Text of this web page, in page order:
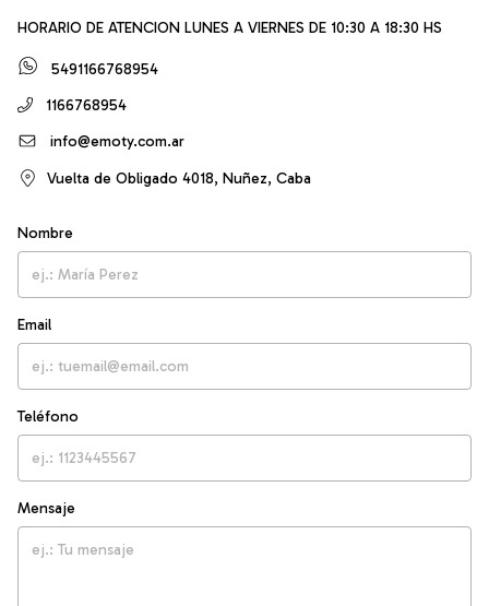
HORARIO DE ATENCION LUNES A VIERNES DE 10:30 A 18:30 HS
5491166768954
1166768954
info@emoty.com.ar
Vuelta de Obligado 4018, Nuñez, Caba
Nombre
Email
Teléfono
Mensaje